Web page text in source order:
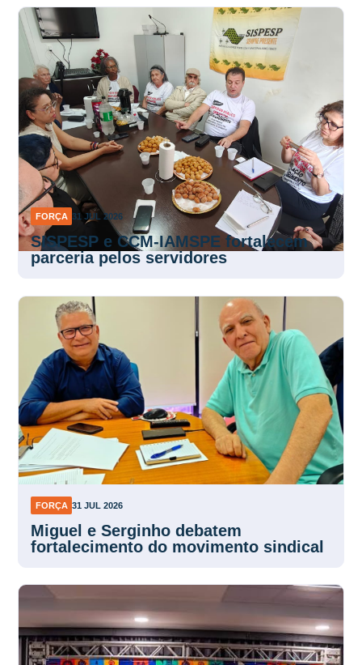
FORÇA 31 JUL 2026
SISPESP e CCM-IAMSPE fortalecem
parceria pelos servidores
FORÇA 31 JUL 2026
Miguel e Serginho debatem
fortalecimento do movimento sindical